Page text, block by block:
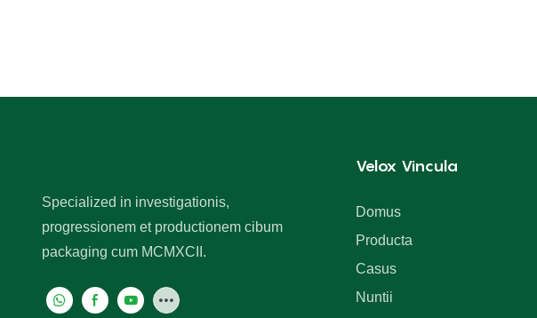
Specialized in investigationis,
progressionem et productionem cibum
packaging cum MCMXCII.
Velox Vincula
Domus
Producta
Casus
Nuntii